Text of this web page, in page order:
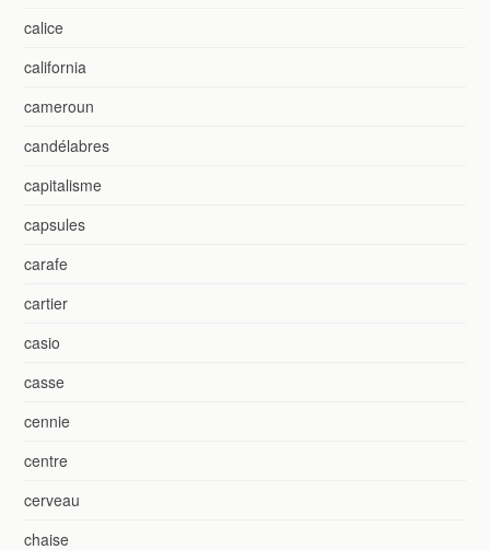
calice
california
cameroun
candélabres
capitalisme
capsules
carafe
cartier
casio
casse
cennie
centre
cerveau
chaise